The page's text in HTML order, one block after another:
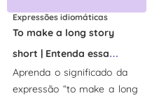
Expressões idiomáticas
To make a long story
short | Entenda essa
expressão
Aprenda o significado da
expressão “to make a long